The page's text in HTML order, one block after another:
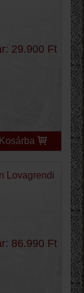
29.900 Ft
Kosárba
Lovagrendi
86.990 Ft